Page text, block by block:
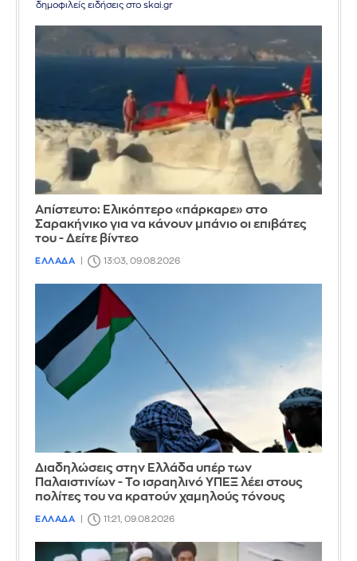
δημοφιλείς ειδήσεις στο skai.gr
Απίστευτο: Ελικόπτερο «πάρκαρε» στο
Σαρακήνικο για να κάνουν μπάνιο οι επιβάτες
του - Δείτε βίντεο
ΕΛΛΑΔΑ 13:03, 09.08.2026
Διαδηλώσεις στην Ελλάδα υπέρ των
Παλαιστινίων - Το ισραηλινό ΥΠΕΞ λέει στους
πολίτες του να κρατούν χαμηλούς τόνους
ΕΛΛΑΔΑ 11:21, 09.08.2026